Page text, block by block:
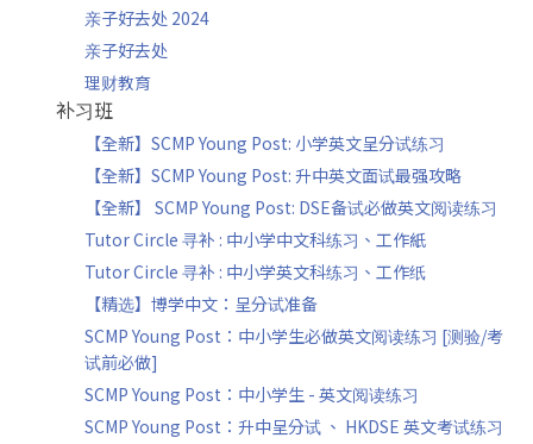
亲子好去处 2024
亲子好去处
理财教育
补习班
【全新】SCMP Young Post: 小学英文呈分试练习
【全新】SCMP Young Post: 升中英文面试最强攻略
【全新】 SCMP Young Post: DSE备试必做英文阅读练习
Tutor Circle 寻补 : 中小学中文科练习、工作紙
Tutor Circle 寻补 : 中小学英文科练习、工作纸
【精选】博学中文：呈分试准备
SCMP Young Post：中小学生必做英文阅读练习 [测验/考
试前必做]
SCMP Young Post：中小学生 - 英文阅读练习
SCMP Young Post：升中呈分试 、 HKDSE 英文考试练习